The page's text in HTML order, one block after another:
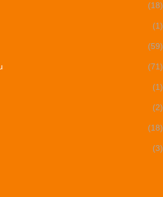
(18)
(1)
(59)
(71)
(1)
(2)
(18)
(3)